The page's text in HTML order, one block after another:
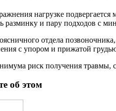
нагрузке подвергается
разминку и пару подходов с
отдела
с упором и прижатой
риск получения травмы,
об этом